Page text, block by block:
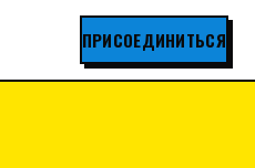
ПРИСОЕДИНИТЬСЯ